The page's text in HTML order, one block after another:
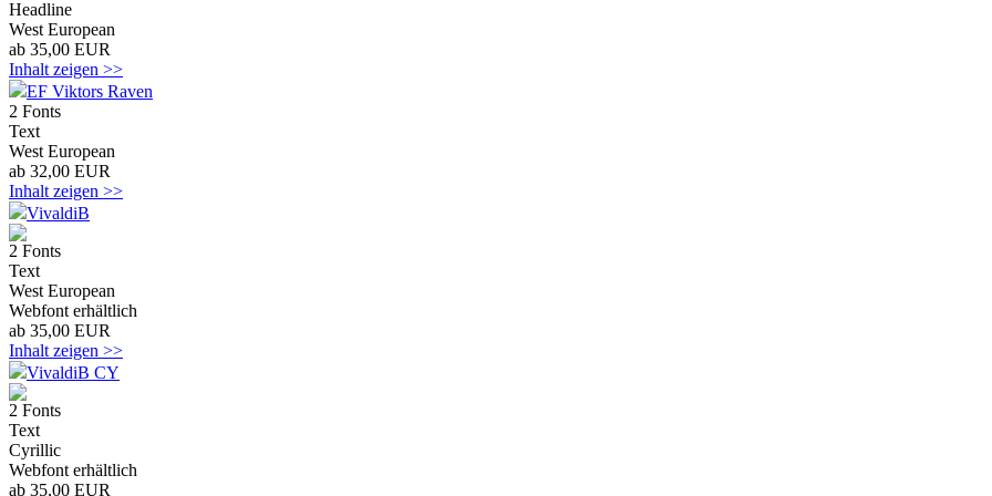
Headline
West European
ab 35,00 EUR
Inhalt zeigen >>
EF Viktors Raven
2 Fonts
Text
West European
ab 32,00 EUR
Inhalt zeigen >>
VivaldiB
2 Fonts
Text
West European
Webfont erhältlich
ab 35,00 EUR
Inhalt zeigen >>
VivaldiB CY
2 Fonts
Text
Cyrillic
Webfont erhältlich
ab 35,00 EUR